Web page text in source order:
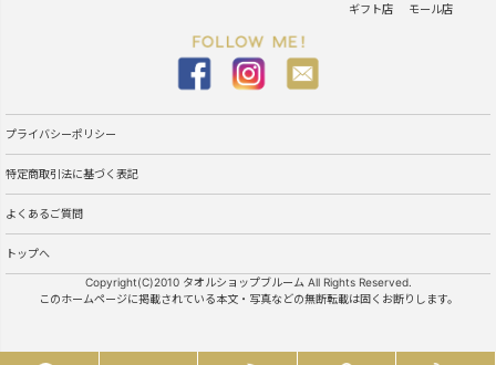
ギフト店
モール店
プライバシーポリシー
特定商取引法に基づく表記
よくあるご質問
トップへ
Copyright(C)2010 タオルショップブルーム All Rights Reserved.
このホームページに掲載されている本文・写真などの無断転載は固くお断りします。